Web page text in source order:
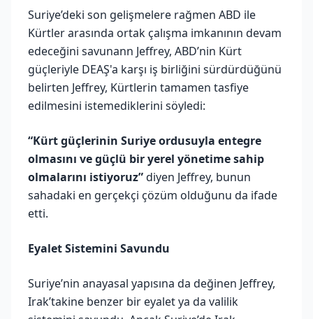
Suriye’deki son gelişmelere rağmen ABD ile
Kürtler arasında ortak çalışma imkanının devam
edeceğini savunann Jeffrey, ABD’nin Kürt
güçleriyle DEAŞ'a karşı iş birliğini sürdürdüğünü
belirten Jeffrey, Kürtlerin tamamen tasfiye
edilmesini istemediklerini söyledi:
“Kürt güçlerinin Suriye ordusuyla entegre
olmasını ve güçlü bir yerel yönetime sahip
olmalarını istiyoruz”diyen Jeffrey, bunun
sahadaki en gerçekçi çözüm olduğunu da ifade
etti.
Eyalet Sistemini Savundu
Suriye’nin anayasal yapısına da değinen Jeffrey,
Irak’takine benzer bir eyalet ya da valilik